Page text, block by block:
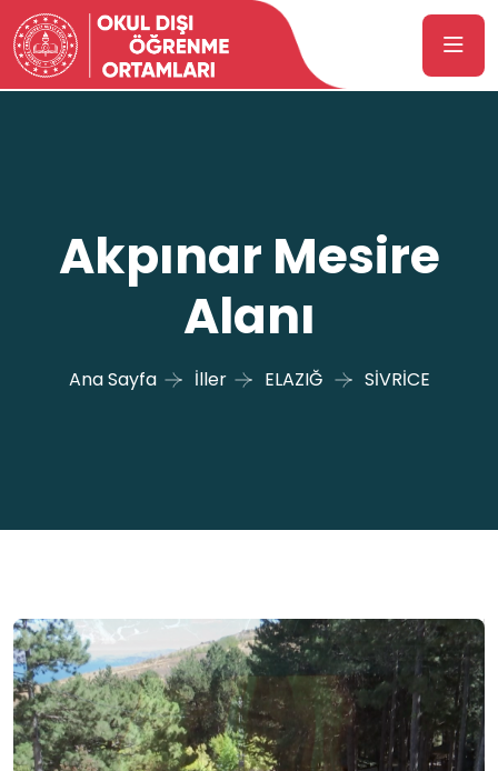
Akpınar Mesire
Alanı
Ana Sayfa İller ELAZIĞ SİVRİCE